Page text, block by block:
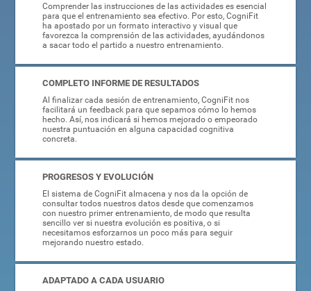
Comprender las instrucciones de las actividades es esencial
para que el entrenamiento sea efectivo. Por esto, CogniFit
ha apostado por un formato interactivo y visual que
favorezca la comprensión de las actividades, ayudándonos
a sacar todo el partido a nuestro entrenamiento.
COMPLETO INFORME DE RESULTADOS
Al finalizar cada sesión de entrenamiento, CogniFit nos
facilitará un feedback para que sepamos cómo lo hemos
hecho. Así, nos indicará si hemos mejorado o empeorado
nuestra puntuación en alguna capacidad cognitiva
concreta.
PROGRESOS Y EVOLUCIÓN
El sistema de CogniFit almacena y nos da la opción de
consultar todos nuestros datos desde que comenzamos
con nuestro primer entrenamiento, de modo que resulta
sencillo ver si nuestra evolución es positiva, o si
necesitamos esforzarnos un poco más para seguir
mejorando nuestro estado.
ADAPTADO A CADA USUARIO